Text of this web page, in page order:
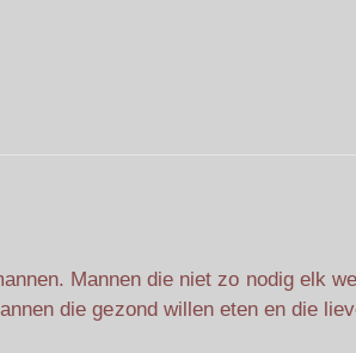
Mannen die niet zo nodig elk
die gezond willen eten en die